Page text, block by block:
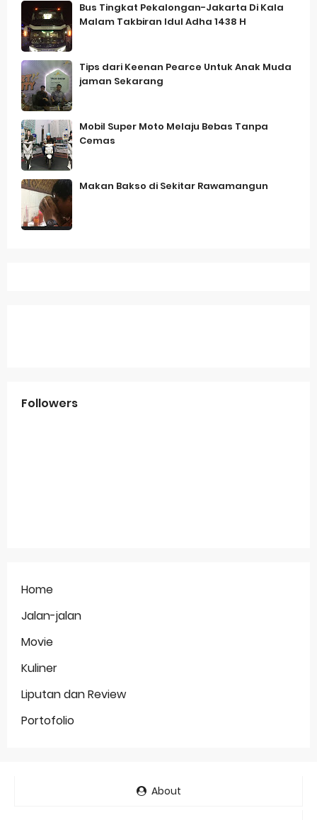
Bus Tingkat Pekalongan-Jakarta Di Kala
Malam Takbiran Idul Adha 1438 H
Tips dari Keenan Pearce Untuk Anak Muda
jaman Sekarang
Mobil Super Moto Melaju Bebas Tanpa
Cemas
Makan Bakso di Sekitar Rawamangun
Followers
Home
Jalan-jalan
Movie
Kuliner
Liputan dan Review
Portofolio
About